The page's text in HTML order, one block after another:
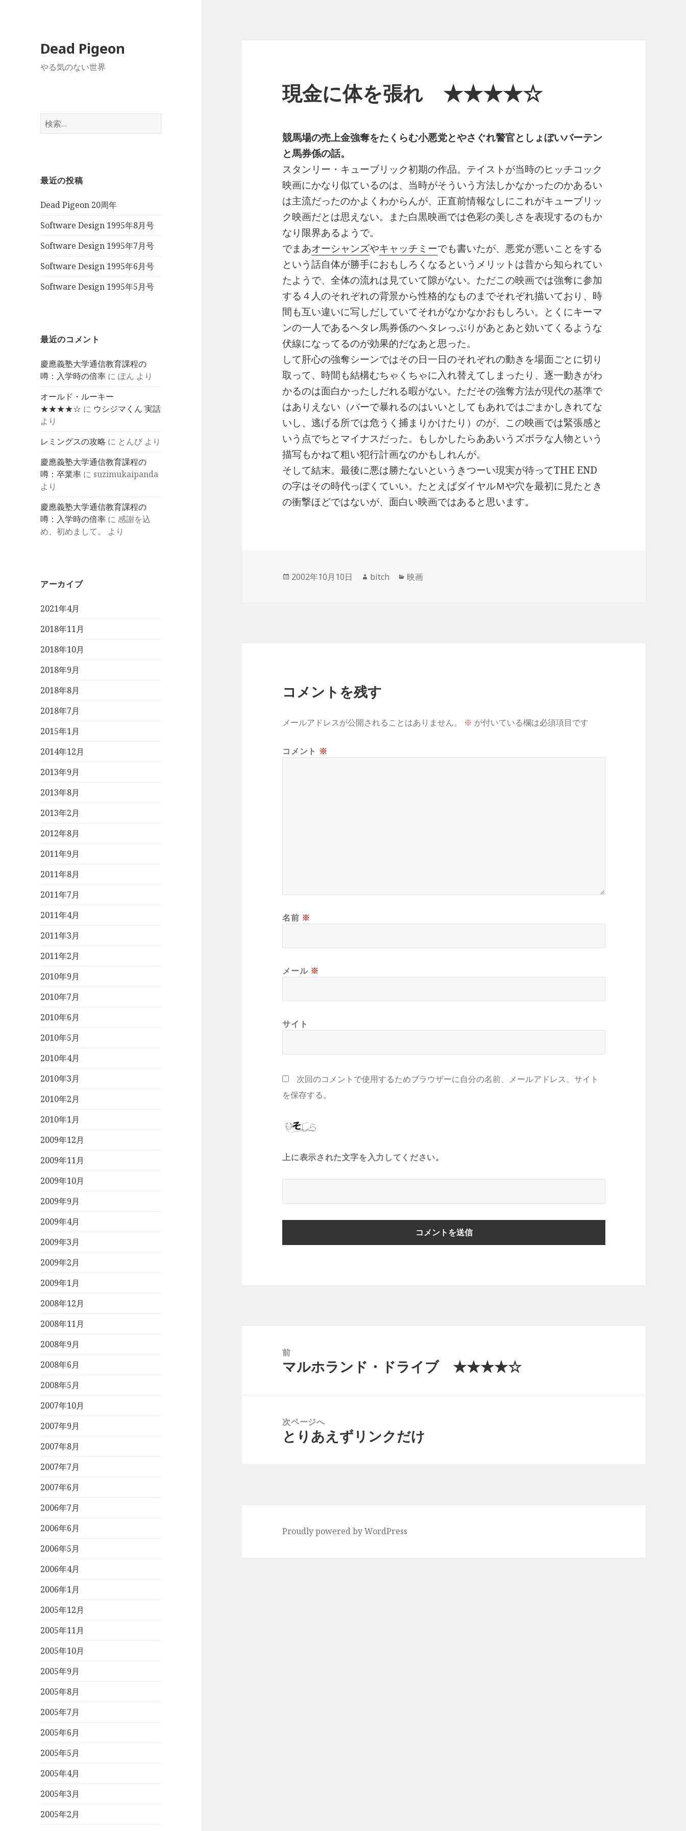
Dead Pigeon
やる気のない世界
検
索:
最近の投稿
Dead Pigeon 20周年
Software Design 1995年8月号
Software Design 1995年7月号
Software Design 1995年6月号
Software Design 1995年5月号
最近のコメント
慶應義塾大学通信教育課程の
噂：入学時の倍率 にぽん より
オールド・ルーキー
★★★★☆ に ウシジマくん 実話
より
レミングスの攻略 に とんび より
慶應義塾大学通信教育課程の
噂：卒業率 に suzimukaipanda
より
慶應義塾大学通信教育課程の
噂：入学時の倍率 に 感謝を込
め、初めまして。
より
アーカイブ
2021年4月
2018年11月
2018年10月
2018年9月
2018年8月
2018年7月
2015年1月
2014年12月
2013年9月
2013年8月
2013年2月
2012年8月
2011年9月
2011年8月
2011年7月
2011年4月
2011年3月
2011年2月
2010年9月
2010年7月
2010年6月
2010年5月
2010年4月
2010年3月
2010年2月
2010年1月
2009年12月
2009年11月
2009年10月
2009年9月
2009年4月
2009年3月
2009年2月
2009年1月
2008年12月
2008年11月
2008年9月
2008年6月
2008年5月
2007年10月
2007年9月
2007年8月
2007年7月
2007年6月
2006年7月
2006年6月
2006年5月
2006年4月
2006年1月
2005年12月
2005年11月
2005年10月
2005年9月
2005年8月
2005年7月
2005年6月
2005年5月
2005年4月
2005年3月
2005年2月
現金に体を張れ ★★★★☆
競馬場の売上金強奪をたくらむ小悪党とやさぐれ警官としょぼいバーテン
と馬券係の話。
スタンリー・キューブリック初期の作品。テイストが当時のヒッチコック
映画にかなり似ているのは、当時がそういう方法しかなかったのかあるい
は主流だったのかよくわからんが、正直前情報なしにこれがキューブリッ
ク映画だとは思えない。また白黒映画では色彩の美しさを表現するのもか
なり限界あるようで。
でまあオーシャンズやキャッチミーでも書いたが、悪党が悪いことをする
という話自体が勝手におもしろくなるというメリットは昔から知られてい
たようで、全体の流れは見ていて隙がない。ただこの映画では強奪に参加
する４人のそれぞれの背景から性格的なものまでそれぞれ描いており、時
間も互い違いに写しだしていてそれがなかなかおもしろい。とくにキーマ
ンの一人であるヘタレ馬券係のヘタレっぷりがあとあと効いてくるような
伏線になってるのが効果的だなあと思った。
して肝心の強奪シーンではその日一日のそれぞれの動きを場面ごとに切り
取って、時間も結構むちゃくちゃに入れ替えてしまったり、逐一動きがわ
かるのは面白かったしだれる暇がない。ただその強奪方法が現代の基準で
はありえない（バーで暴れるのはいいとしてもあれではごまかしきれてな
いし、逃げる所では危うく捕まりかけたり）のが、この映画では緊張感と
いう点でちとマイナスだった。もしかしたらああいうズボラな人物という
描写もかねて粗い犯行計画なのかもしれんが。
そして結末。最後に悪は勝たないというきつーい現実が待ってTHE END
の字はその時代っぽくていい。たとえばダイヤルＭや穴を最初に見たとき
の衝撃ほどではないが、面白い映画ではあると思います。
投
2002年10月10日
作
bitch
カ
映画
コメントを残す
メールアドレスが公開されることはありません。 ※ が付いている欄は必須項目です
コメント ※
名前 ※
メール ※
サイト
次回のコメントで使用するためブラウザーに自分の名前、メールアドレス、サイト
を保存する。
上に表示された文字を入力してください。
前
前
マルホランド・ドライブ ★★★★☆
次ページへ
次
とりあえずリンクだけ
Proudly powered by WordPress